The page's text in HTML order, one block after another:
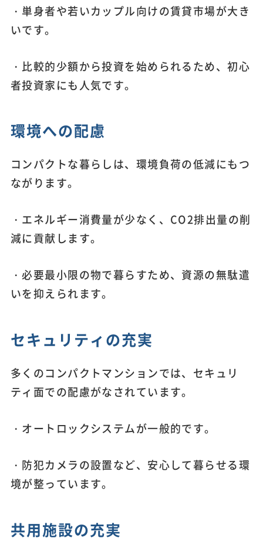
・単身者や若いカップル向けの賃貸市場が大き
いです。
・比較的少額から投資を始められるため、初心
者投資家にも人気です。
環境への配慮
コンパクトな暮らしは、環境負荷の低減にもつ
ながります。
・エネルギー消費量が少なく、CO2排出量の削
減に貢献します。
・必要最小限の物で暮らすため、資源の無駄遣
いを抑えられます。
セキュリティの充実
多くのコンパクトマンションでは、セキュリ
ティ面での配慮がなされています。
・オートロックシステムが一般的です。
・防犯カメラの設置など、安心して暮らせる環
境が整っています。
共用施設の充実